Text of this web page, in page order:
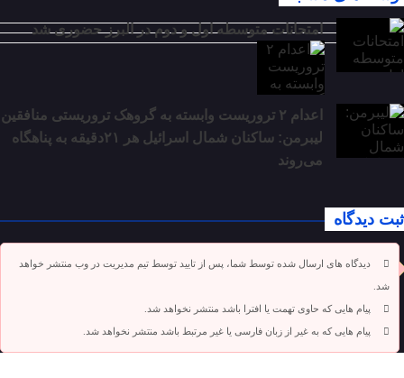
امتحانات متوسطه اول و دوم در البرز حضوری شد
اعدام ۲ تروریست وابسته به گروهک تروریستی منافقین
لیبرمن: ساکنان شمال اسرائیل هر ۲۱دقیقه به پناهگاه
می‌روند
ثبت دیدگاه
دیدگاه های ارسال شده توسط شما، پس از تایید توسط تیم مدیریت در وب منتشر خواهد
شد.
پیام هایی که حاوی تهمت یا افترا باشد منتشر نخواهد شد.
پیام هایی که به غیر از زبان فارسی یا غیر مرتبط باشد منتشر نخواهد شد.